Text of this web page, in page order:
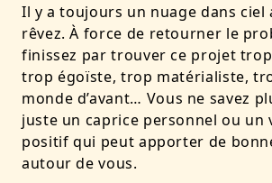
Il y a toujours un nuage dans ciel
rêvez. À force de retourner le
finissez par trouver ce projet
trop égoïste, trop matérialiste,
monde d’avant… Vous ne savez
juste un caprice personnel ou un
positif qui peut apporter de
autour de vous.